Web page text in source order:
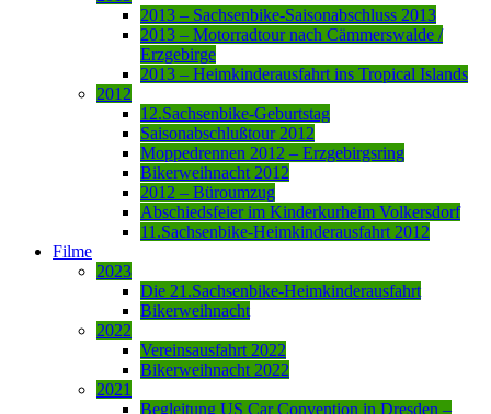
2013 – Sachsenbike-Saisonabschluss 2013
2013 – Motorradtour nach Cämmerswalde /
Erzgebirge
2013 – Heimkinderausfahrt ins Tropical Islands
2012
12.Sachsenbike-Geburtstag
Saisonabschlußtour 2012
Moppedrennen 2012 – Erzgebirgsring
Bikerweihnacht 2012
2012 – Büroumzug
Abschiedsfeier im Kinderkurheim Volkersdorf
11.Sachsenbike-Heimkinderausfahrt 2012
Filme
2023
Die 21.Sachsenbike-Heimkinderausfahrt
Bikerweihnacht
2022
Vereinsausfahrt 2022
Bikerweihnacht 2022
2021
Begleitung US Car Convention in Dresden –